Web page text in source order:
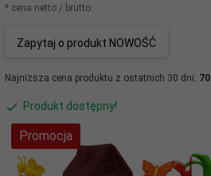
* cena netto / brutto
Zapytaj o produkt NOWOŚĆ
Najniższa cena produktu z ostatnich 30 dni:
Produkt dostępny!
Promocja